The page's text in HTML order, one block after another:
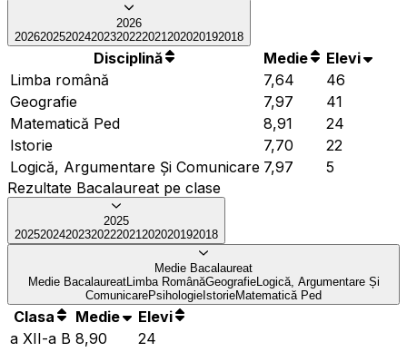
2026
202620252024202320222021 202020192018
Disciplină Medie
Elevi
Limba română
7,64
46
Geografie
7,97
41
Matematică Ped
8,91
24
Istorie
7,70
22
Logică, Argumentare Și Comunicare 7,97
5
Rezultate Bacalaureat pe clase
2025
20252024202320222021 202020192018
Medie Bacalaureat
Medie BacalaureatLimba RomânăGeografieLogică, Argumentare Și
ComunicarePsihologie IstorieMatematică Ped
Clasa Medie
Elevi
a XII-a B 8,90
24